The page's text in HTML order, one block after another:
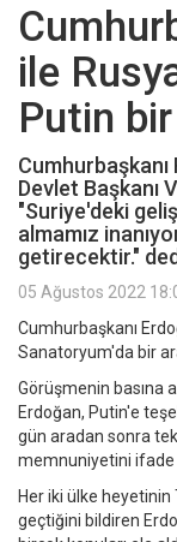
ile
Putin
Devlet Başkanı
"Suriye'deki
almamız
getirecektir."
05 Ağustos 2022
Cumhurbaşkanı
Sanatoryum'da bir
Görüşmenin basına
Erdoğan, Putin'e
gün aradan sonra
memnuniyetini ifade
Her iki ülke
geçtiğini bildiren